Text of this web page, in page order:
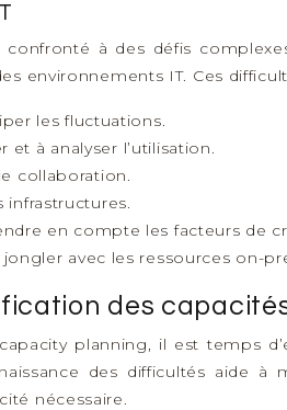
à des défis
environnements IT. Ces
les fluctuations.
et à analyser l’utilisation.
collaboration.
en compte les facteurs de
avec les ressources on-
des
planning, il est temps
des difficultés aide
nécessaire.